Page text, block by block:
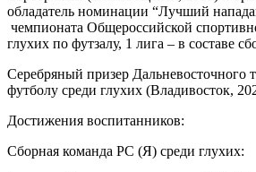
обладатель номинации “Лучший
чемпионата Общероссийской
глухих по футзалу, 1 лига – в составе
Серебряный призер Дальневосточного
футболу среди глухих (Владивосток,
Достижения воспитанников:
Сборная команда РС (Я) среди глухих: